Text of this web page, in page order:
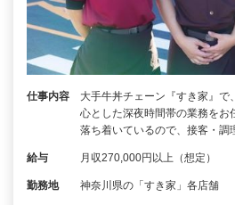
仕事内容
大手牛丼チェーン『すき家』で
心とした深夜時間帯の業務をお
落ち着いているので、接客・調
給与 月収270,000円以上（想定）
勤務地 神奈川県の「すき家」各店舗